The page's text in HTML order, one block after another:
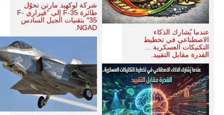
عندما يُشارك الذكاء
الاصطناعي في تخطيط
التكتيكات العسكرية ...
القدرة مقابل التقييد.
شركة لوكهيد مارتن تحوّل
طائرة F-35 إلى "فيراري F-
35" بتقنيات الجيل السادس
NGAD.